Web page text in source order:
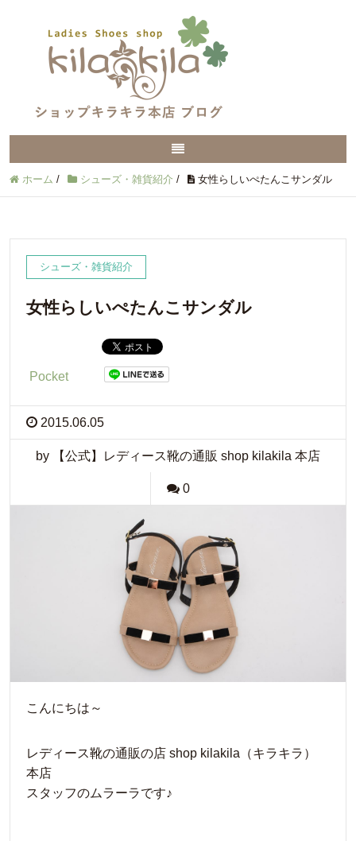
ホーム / シューズ・雑貨紹介 / 女性らしいぺたんこサンダル
シューズ・雑貨紹介
女性らしいぺたんこサンダル
Pocket
2015.06.05
by 【公式】レディース靴の通販 shop kilakila 本店
0
こんにちは～
レディース靴の通販の店 shop kilakila（キラキラ）
本店
スタッフのムラーラです♪